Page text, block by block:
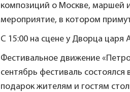
композиций о Москве, маршей
мероприятие, в котором
С 15:00 на сцене у Дворца
Фестивальное движение
сентябрь фестиваль
подарок жителям и гостям